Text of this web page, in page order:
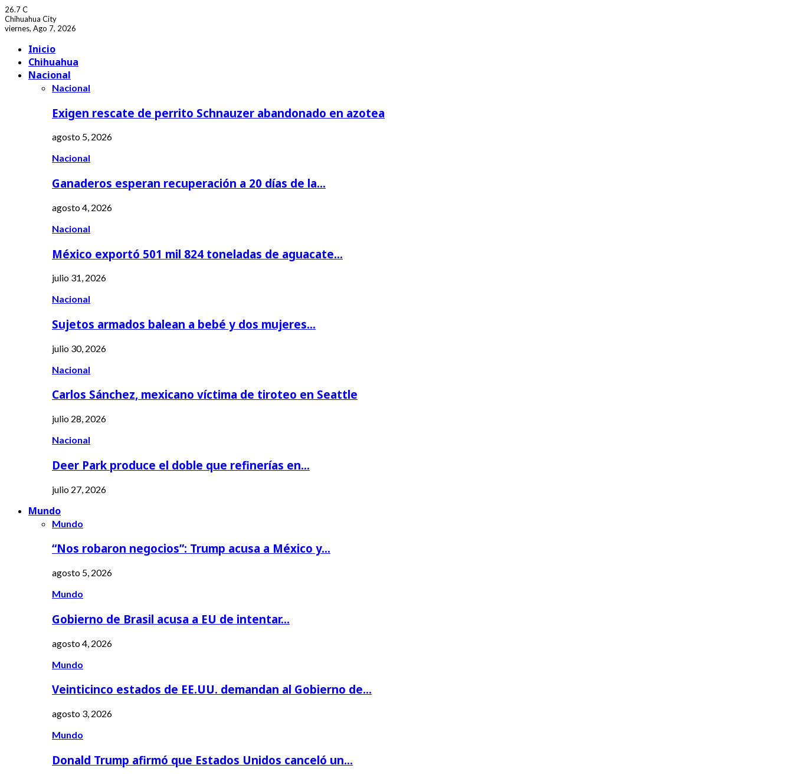
26.7C
Chihuahua City
viernes, Ago 7, 2026
Inicio
Chihuahua
Nacional
Nacional
Exigen rescate de perrito Schnauzer abandonado en azotea
agosto 5, 2026
Nacional
Ganaderos esperan recuperación a 20 días de la…
agosto 4, 2026
Nacional
México exportó 501 mil 824 toneladas de aguacate…
julio 31, 2026
Nacional
Sujetos armados balean a bebé y dos mujeres…
julio 30, 2026
Nacional
Carlos Sánchez, mexicano víctima de tiroteo en Seattle
julio 28, 2026
Nacional
Deer Park produce el doble que refinerías en…
julio 27, 2026
Mundo
Mundo
“Nos robaron negocios”: Trump acusa a México y…
agosto 5, 2026
Mundo
Gobierno de Brasil acusa a EU de intentar…
agosto 4, 2026
Mundo
Veinticinco estados de EE.UU. demandan al Gobierno de…
agosto 3, 2026
Mundo
Donald Trump afirmó que Estados Unidos canceló un…